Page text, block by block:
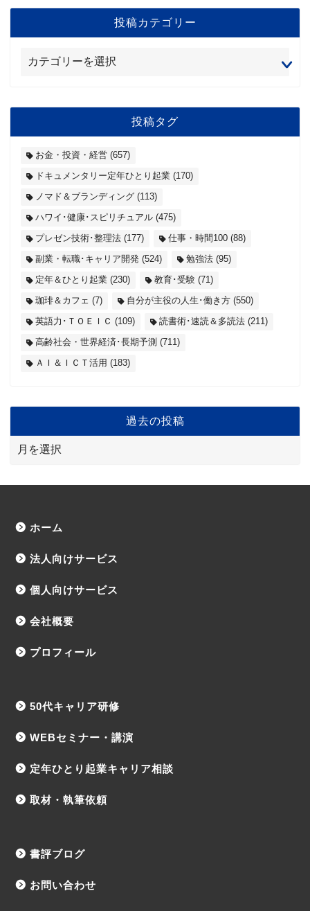
投稿カテゴリー
投稿タグ
お金・投資・経営 (657)
ドキュメンタリー定年ひとり起業 (170)
ノマド＆ブランディング (113)
ハワイ･健康･スピリチュアル (475)
プレゼン技術･整理法 (177) 仕事・時間100 (88)
副業・転職･キャリア開発 (524) 勉強法 (95)
定年＆ひとり起業 (230) 教育･受験 (71)
珈琲＆カフェ (7) 自分が主役の人生･働き方 (550)
英語力･ＴＯＥＩＣ (109) 読書術･速読＆多読法 (211)
高齢社会・世界経済･長期予測 (711)
ＡＩ＆ＩＣＴ活用 (183)
過去の投稿
ホーム
法人向けサービス
個人向けサービス
会社概要
プロフィール
50代キャリア研修
WEBセミナー・講演
定年ひとり起業キャリア相談
取材・執筆依頼
書評ブログ
お問い合わせ